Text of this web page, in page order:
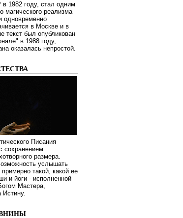
1982 году, стал одним
магического реализма
одновременно
в Москве и в
текст был опубликован
в 1988 году,
оказалась непростой.
Писания
сохранением
размера.
услышать
такой, какой ее
и йоги - исполненной
Мастера,
Истину.